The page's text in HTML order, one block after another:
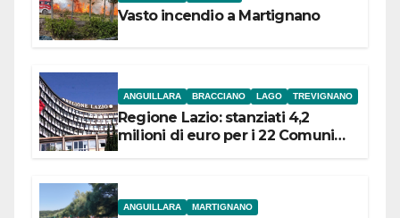
Vasto incendio a Martignano
ANGUILLARA BRACCIANO LAGO TREVIGNANO
Regione Lazio: stanziati 4,2
milioni di euro per i 22 Comuni
ANGUILLARA MARTIGNANO